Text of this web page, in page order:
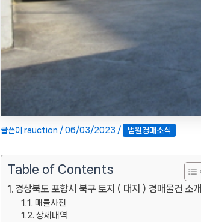
글쓴이 rauction / 06/03/2023 / 법원경매소식
Table of Contents
경상북도 포항시 북구 토지 ( 대지 ) 경매물건 소개
매물사진
상세내역